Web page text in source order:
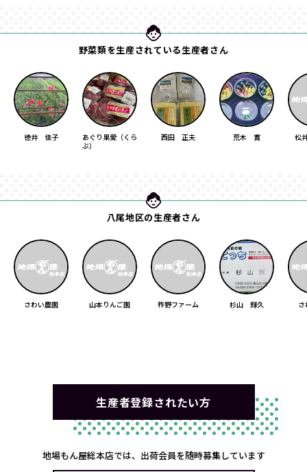
野菜類を生産されている生産者さん
徳井 佳子
あぐり果愛（くら
ぶ）
西田 正夫 荒木 實 松
八尾地区の生産者さん
さわい農園 山本りんご園 柞野ファーム 杉山 輝久
生産者登録されたい方
地場もん屋総本店では、出荷会員を随時募集しています